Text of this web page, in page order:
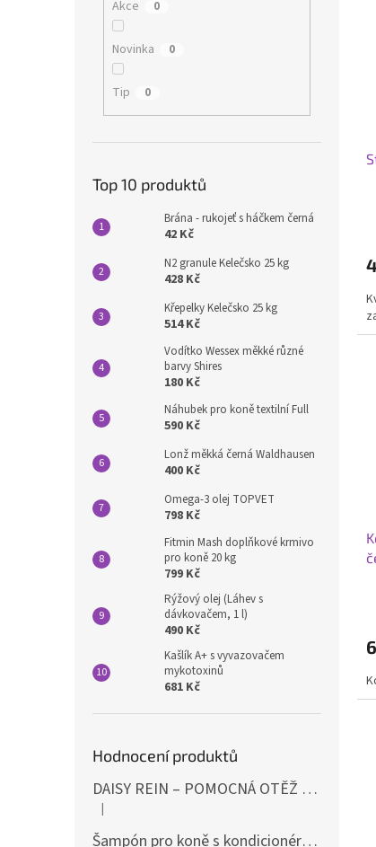
Akce 0
Novinka 0
Tip 0
Top 10 produktů
Brána - rukojeť s háčkem černá
42 Kč
N2 granule Kelečsko 25 kg
428 Kč
Křepelky Kelečsko 25 kg
514 Kč
Vodítko Wessex měkké různé
barvy Shires
180 Kč
Náhubek pro koně textilní Full
590 Kč
Lonž měkká černá Waldhausen
400 Kč
Omega-3 olej TOPVET
798 Kč
Fitmin Mash doplňkové krmivo
pro koně 20 kg
799 Kč
Rýžový olej (Láhev s
dávkovačem, 1 l)
490 Kč
Kašlík A+ s vyvazovačem
mykotoxinů
681 Kč
Hodnocení produktů
DAISY REIN – POMOCNÁ OTĚŽ PROTI STAHOVÁNÍ HLAVY DOLŮ ČERNÁ SHIRES
Hodnocení produktu je 5 z 5 hvězdiček.
|
Šampón pro koně s kondicionérem 500ml Waldhausen